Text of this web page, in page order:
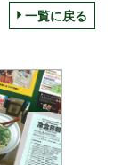
一覧に戻る